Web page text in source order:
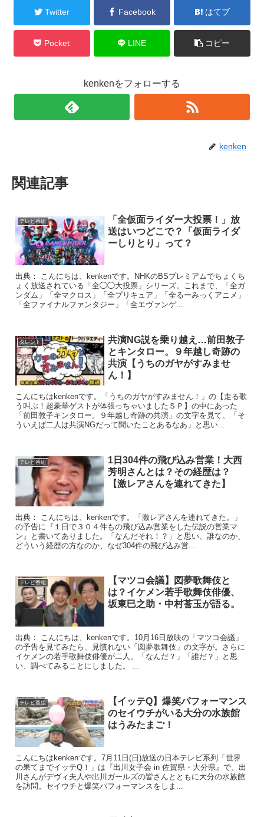
Twitter Facebook はてブ
Pocket LINE コピー
kenkenをフォローする
kenken
関連記事
テレビ番組
「全仮面ライダー大投票！」放
送はいつどこで？「仮面ライダ
ーしりとり」って？
出典： こんにちは、kenkenです。NHKのBSプレミアムでちょくち
ょく放送されている「全◯◯大投票」シリーズ。これまで、「全ガ
ンダム」「全マクロス」「全プリキュア」「全るーみっくアニメ」
「全ファイナルファンタジー」「全エヴァンゲ...
タレント
共演NG説を乗り越え…前田敦子
とキンタロー。９年越し奇跡の
共演【うちのガヤがすみませ
ん！】
こんにちはkenkenです。「うちのガヤがすみません！」の【走る歌
う叫ぶ！超豪華ゲストが体張っちゃいましたＳＰ】の中にあった
「前田敦子キンタロー。９年越し奇跡の共演」の文字を見て、「そ
ういえば二人は共演NGだって聞いたことあるなあ」と思い...
テレビ番組
1日304件の飛び込み営業！大西
芳明さんとは？その経歴は？
【激レアさんを連れてきた】
出典： こんにちは、kenkenです。「激レアさんを連れてきた。」
の予告に『１日で３０４件もの飛び込み営業をした伝説の営業マ
ン』と書いてありました。「なんだそれ！？」と思い、誰なのか、
どういう経歴の方なのか、なぜ304件の飛び込み営...
テレビ番組
【マツコ会議】図夢歌舞伎と
は？イケメン若手歌舞伎俳優、
坂東巳之助・中村莟玉が語る。
出典： こんにちは、kenkenです。10月16日放映の「マツコ会議」
の予告を見てみたら、見慣れない「図夢歌舞伎」の文字が。さらに
イケメンの若手歌舞伎俳優が二人。「なんだ？」「誰だ？」と思
い、調べてみることにしました。 ...
テレビ番組
【イッテQ】爆笑パフォーマンス
のセイウチがいる大分の水族館
はうみたまご！
こんにちはkenkenです。7月11日(日)放送の日本テレビ系列「世界
の果てまでイッテQ！」は『出川女子会 in 佐賀県・大分県』で、出
川さんがデヴィ夫人や出川ガールズの皆さんとともに大分の水族館
を訪問。セイウチと爆笑パフォーマンスをしま...